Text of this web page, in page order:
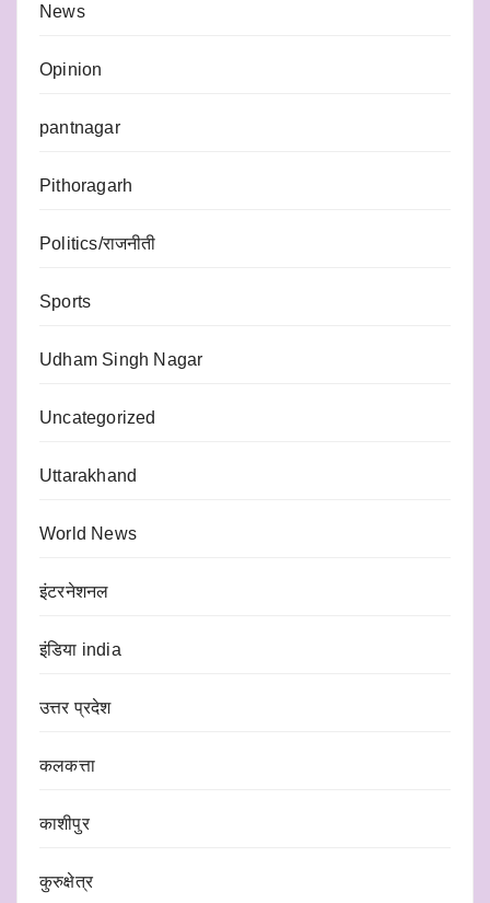
News
Opinion
pantnagar
Pithoragarh
Politics/राजनीती
Sports
Udham Singh Nagar
Uncategorized
Uttarakhand
World News
इंटरनेशनल
इंडिया india
उत्तर प्रदेश
कलकत्ता
काशीपुर
कुरुक्षेत्र